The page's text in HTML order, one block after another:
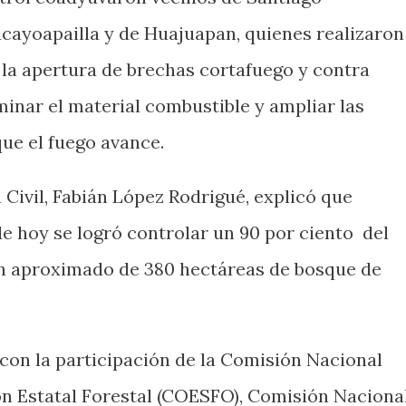
y de Huajuapan, quienes realizaron
apertura de brechas cortafuego y contra
el material combustible y ampliar las
el fuego avance.
Fabián López Rodrigué, explicó que
hoy se logró controlar un 90 por ciento del
de 380 hectáreas de bosque de
la participación de la Comisión Nacional
Estatal Forestal (COESFO), Comisión